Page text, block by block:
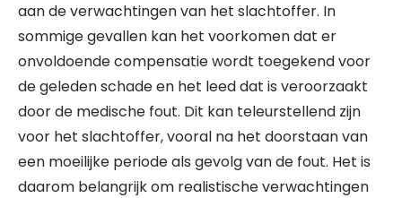
aan de verwachtingen van het slachtoffer. In
sommige gevallen kan het voorkomen dat er
onvoldoende compensatie wordt toegekend voor
de geleden schade en het leed dat is veroorzaakt
door de medische fout. Dit kan teleurstellend zijn
voor het slachtoffer, vooral na het doorstaan van
een moeilijke periode als gevolg van de fout. Het is
daarom belangrijk om realistische verwachtingen